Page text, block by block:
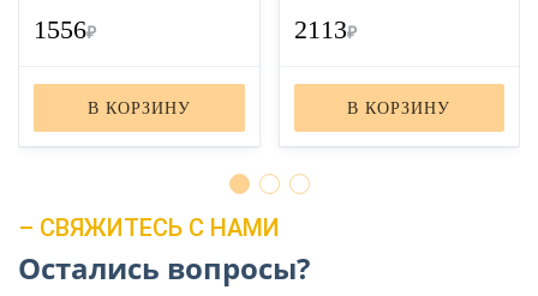
1556₽
В КОРЗИНУ
2113₽
В КОРЗИНУ
– СВЯЖИТЕСЬ С НАМИ
Остались вопросы?